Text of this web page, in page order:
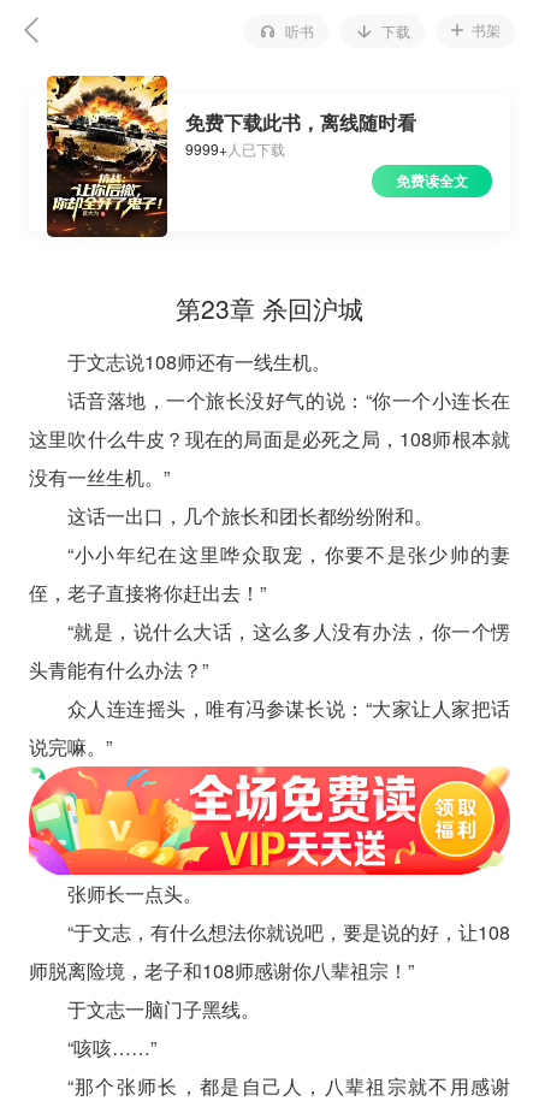
听书 下载 书架
免费下载此书，离线随时看
9999+人已下载
免费读全文
第23章 杀回沪城
于文志说108师还有一线生机。
话音落地，一个旅长没好气的说：“你一个小连长在
这里吹什么牛皮？现在的局面是必死之局，108师根本就
没有一丝生机。”
这话一出口，几个旅长和团长都纷纷附和。
“小小年纪在这里哗众取宠，你要不是张少帅的妻
侄，老子直接将你赶出去！”
“就是，说什么大话，这么多人没有办法，你一个愣
头青能有什么办法？”
众人连连摇头，唯有冯参谋长说：“大家让人家把话
说完嘛。”
张师长一点头。
“于文志，有什么想法你就说吧，要是说的好，让108
师脱离险境，老子和108师感谢你八辈祖宗！”
于文志一脑门子黑线。
“咳咳……”
“那个张师长，都是自己人，八辈祖宗就不用感谢